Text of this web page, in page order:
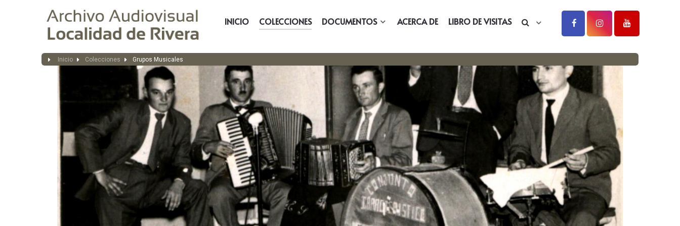
INICIO COLECCIONES DOCUMENTOS ACERCA DE LIBRO DE VISITAS
Inicio Colecciones Grupos Musicales